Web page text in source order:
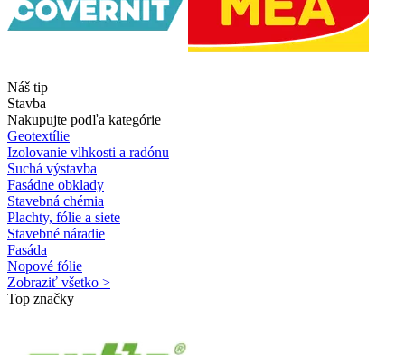
Náš tip
Stavba
Nakupujte podľa kategórie
Geotextílie
Izolovanie vlhkosti a radónu
Suchá výstavba
Fasádne obklady
Stavebná chémia
Plachty, fólie a siete
Stavebné náradie
Fasáda
Nopové fólie
Zobraziť všetko >
Top značky